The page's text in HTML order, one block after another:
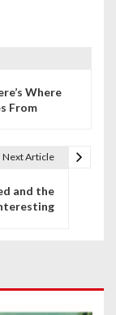
Where
From
Next Article
and the